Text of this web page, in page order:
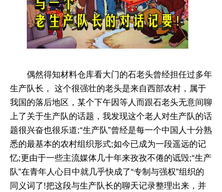
偶然得知材料仓库看大门的石老头曾经担任过多年
生产队长， 这个很强壮的老头是来自西部农村，属于
我国的落后地区，某个下午因等人而跟石老头无意间聊
上了关于生产队的话题，我发现这个老人对生产队的话
题很兴奋也很乐道;“生产队”曾经是每一个中国人十分熟
悉的最基本的农村组织形式;如今已成为一段遥远的记
忆;更由于一些主流媒体几十年来孜孜不倦的诋毁;“生产
队”在青年人心目中就几乎快成了“专制与强权”组织的
同义词了!把这段与生产队长的聊天记录整理出来，并